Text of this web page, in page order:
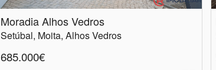
Moradia Alhos Vedros
Setúbal, Moita, Alhos Vedros
685.000€